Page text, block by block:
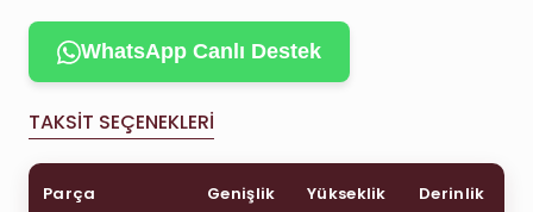
WhatsApp Canlı Destek
TAKSIT SEÇENEKLERI
Parça Genişlik Yükseklik Derinlik